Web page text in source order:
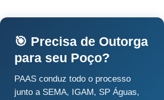
🎯 Precisa de Outorga
para seu Poço?
PAAS conduz todo o processo
junto a SEMA, IGAM, SP Águas,